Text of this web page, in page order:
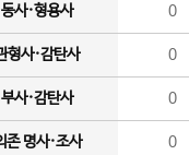
동사·형용사 0
형사·감탄사 0
부사·감탄사 0
존 명사·조사 0